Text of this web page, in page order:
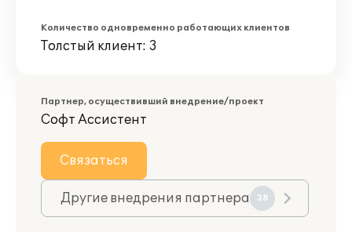
Количество одновременно работающих клиентов
Толстый клиент: 3
Партнер, осуществивший внедрение/проект
Софт Ассистент
Связаться
Другие внедрения партнера 38